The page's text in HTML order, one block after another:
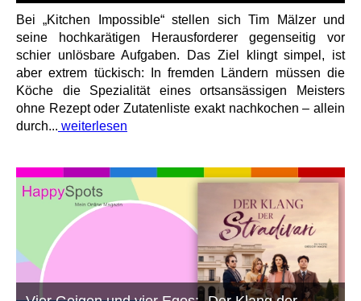
Bei „Kitchen Impossible“ stellen sich Tim Mälzer und
seine hochkarätigen Herausforderer gegenseitig vor
schier unlösbare Aufgaben. Das Ziel klingt simpel, ist
aber extrem tückisch: In fremden Ländern müssen die
Köche die Spezialität eines ortsansässigen Meisters
ohne Rezept oder Zutatenliste exakt nachkochen – allein
durch... weiterlesen